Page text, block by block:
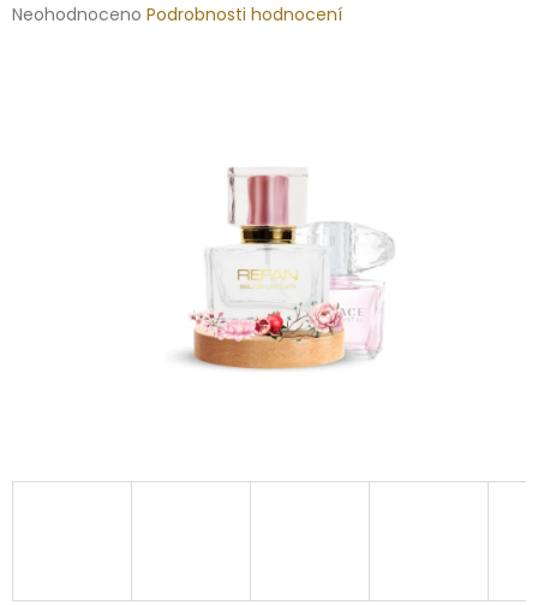
Průměrné
Neohodnoceno Podrobnosti hodnocení